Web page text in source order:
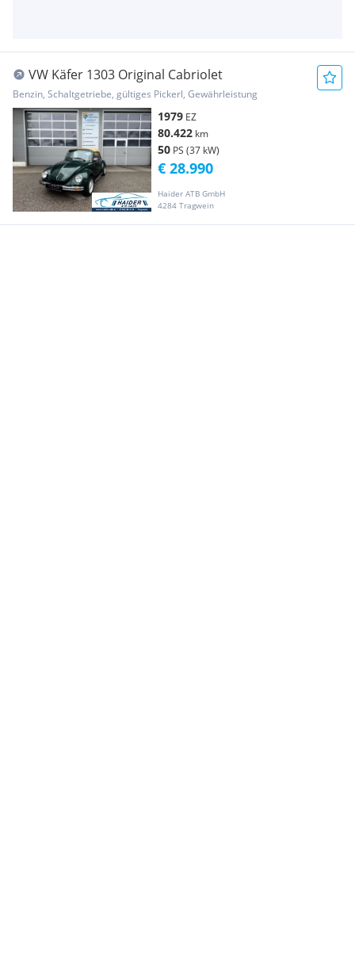
VW Käfer 1303 Original Cabriolet
Benzin, Schaltgetriebe, gültiges Pickerl, Gewährleistung
1979 EZ
80.422 km
50 PS (37 kW)
Haider ATB GmbH
4284 Tragwein
€ 28.990